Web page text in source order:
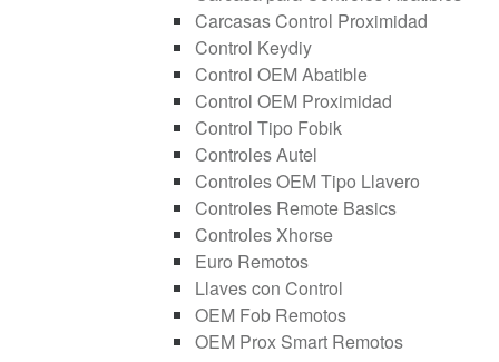
Carcasas Control Proximidad
Control Keydiy
Control OEM Abatible
Control OEM Proximidad
Control Tipo Fobik
Controles Autel
Controles OEM Tipo Llavero
Controles Remote Basics
Controles Xhorse
Euro Remotos
Llaves con Control
OEM Fob Remotos
OEM Prox Smart Remotos